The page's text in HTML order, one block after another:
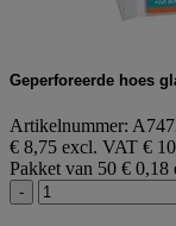
Geperforeerde hoes
Artikelnummer:
€ 8,75 excl. VAT €
Pakket van 50 € 0,18
-